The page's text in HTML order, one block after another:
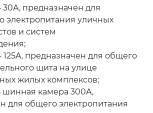
предназначен для
электропитания уличных
и систем
предназначен для общего
щита на улице
жилых комплексов;
камера 300A,
для общего электропитания